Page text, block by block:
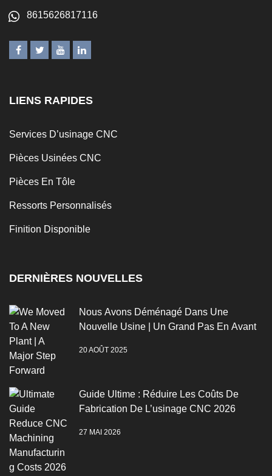
8615626817116
LIENS RAPIDES
Services D’usinage CNC
Pièces Usinées CNC
Pièces En Tôle
Ressorts Personnalisés
Finition Disponible
DERNIÈRES NOUVELLES
Nous Avons Déménagé Dans Une
Nouvelle Usine | Un Grand Pas En Avant
20 AOÛT 2025
Guide Ultime : Réduire Les Coûts De
Fabrication De L’usinage CNC 2026
27 MAI 2026